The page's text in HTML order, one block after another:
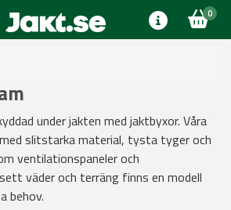
0
under jakten med jaktbyxor. Våra
slitstarka material, tysta tyger och
ventilationspaneler och
väder och terräng finns en modell
behov.